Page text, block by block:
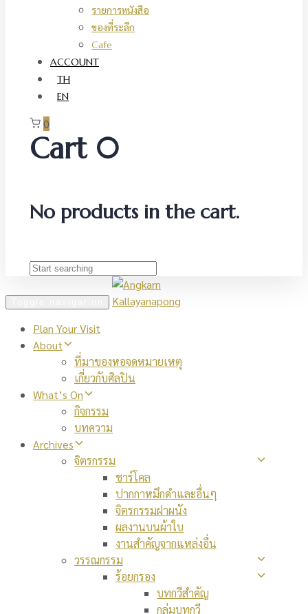
รายการหนังสือ
ของที่ระลึก
Cafe
ACCOUNT
TH
EN
0
Cart 0
No products in the cart.
Plan Your Visit
About
ที่มาของหอจดหมายเหตุ
เกี่ยวกับศิลปิน
What’s On
กิจกรรม
บทความ
Archives
จิตรกรรม
ชาร์โคล
ปากกาหมึกดำและอื่นๆ
จิตรกรรมฝาผนัง
ผลงานบนผ้าใบ
งานสำคัญจากแหล่งอื่น
วรรณกรรม
ร้อยกรอง
บทกวีสำคัญ
กลุ่มบทกวี